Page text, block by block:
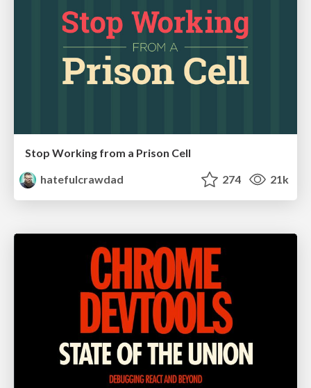
Stop Working from a Prison Cell
hatefulcrawdad
274 21k